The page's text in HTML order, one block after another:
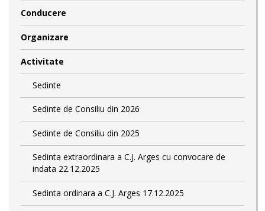
Conducere
Organizare
Activitate
Sedinte
Sedinte de Consiliu din 2026
Sedinte de Consiliu din 2025
Sedinta extraordinara a C.J. Arges cu convocare de
indata 22.12.2025
Sedinta ordinara a C.J. Arges 17.12.2025